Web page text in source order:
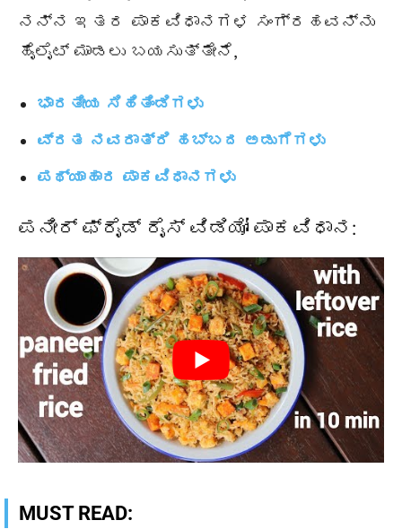
ನನ್ನ ಇತರ ಪಾಕವಿಧಾನಗಳ ಸಂಗ್ರಹವನ್ನು
ಹೈಲೈಟ್ ಮಾಡಲು ಬಯಸುತ್ತೇನೆ,
ಭಾರತೀಯ ಸಿಹಿತಿಂಡಿಗಳು
ವ್ರತ ನವರಾತ್ರಿ ಹಬ್ಬದ ಅಡುಗೆಗಳು
ಪಥ್ಯಾಹಾರ ಪಾಕವಿಧಾನಗಳು
ಪನೀರ್ ಫ್ರೈಡ್ ರೈಸ್ ವಿಡಿಯೋ ಪಾಕವಿಧಾನ:
MUST READ: